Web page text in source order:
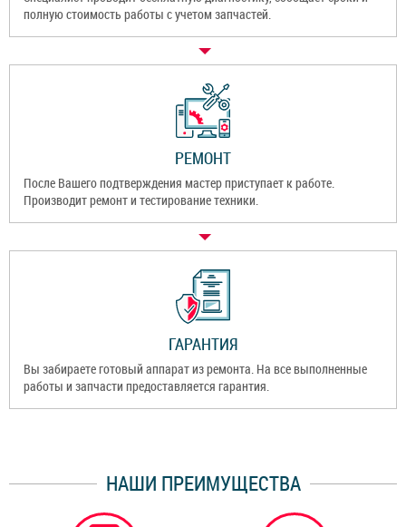
полную стоимость работы с учетом запчастей.
РЕМОНТ
После Вашего подтверждения мастер приступает к работе.
Производит ремонт и тестирование техники.
ГАРАНТИЯ
Вы забираете готовый аппарат из ремонта. На все выполненные
работы и запчасти предоставляется гарантия.
НАШИ ПРЕИМУЩЕСТВА